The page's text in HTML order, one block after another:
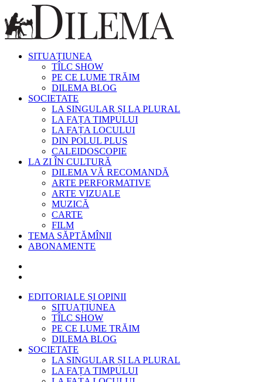
SITUAȚIUNEA
TÎLC SHOW
PE CE LUME TRĂIM
DILEMA BLOG
SOCIETATE
LA SINGULAR ȘI LA PLURAL
LA FAȚA TIMPULUI
LA FAȚA LOCULUI
DIN POLUL PLUS
CALEIDOSCOPIE
LA ZI ÎN CULTURĂ
DILEMA VĂ RECOMANDĂ
ARTE PERFORMATIVE
ARTE VIZUALE
MUZICĂ
CARTE
FILM
TEMA SĂPTĂMÎNII
ABONAMENTE
EDITORIALE ȘI OPINII
SITUAȚIUNEA
TÎLC SHOW
PE CE LUME TRĂIM
DILEMA BLOG
SOCIETATE
LA SINGULAR ȘI LA PLURAL
LA FAȚA TIMPULUI